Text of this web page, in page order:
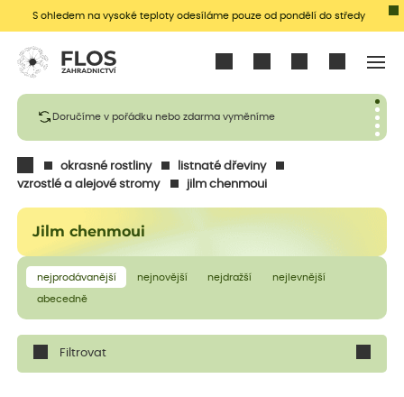
S ohledem na vysoké teploty odesíláme pouze od pondělí do středy
Doručíme v pořádku nebo zdarma vyměníme
okrasné rostliny
listnaté dřeviny
vzrostlé a alejové stromy
jilm chenmoui
Jilm chenmoui
nejprodávanější nejnovější nejdražší nejlevnější
abecedně
Filtrovat